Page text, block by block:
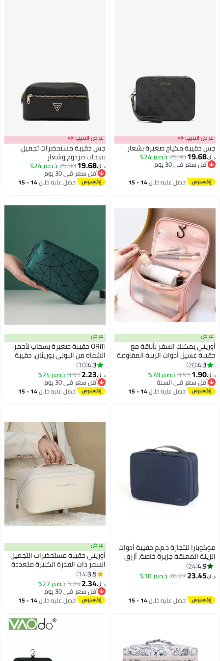
عرض الميجا 📣
جس حقيبة مكياج صغيرة بشعار
د.ك‏19.68
25.90خصم 24%
أقل سعر في 30 يوم
أقل سعر في 30 يوم
احصل عليه خلال 14 - 15
عرض الميجا 📣
جس حقيبة مستحضرات تجميل
بسحاب مزدوج وشعار
د.ك‏19.68
25.90خصم 24%
أقل سعر في 30 يوم
أقل سعر في 30 يوماحصل عليه خلال 14 - 15
عرض
أوريتي يمكنك السفر بأناقة مع
حقيبة غسيل أدوات الزينة المقاومة
للماء
4.3
20
د.ك‏1.90
8.91خصم 78%
أقل سعر في السنة
أقل سعر في السنة
احصل عليه خلال 14 - 15
عرض
ORiTi حقيبة صغيرة بسحاب لأحمر
الشفاه من البولي يوريثان، حقيبة
سفر للعملات المعدنية، حقيبة
تخزين للمناديل الصحية، حقيبة أدوات
الزينة للسفر، محفظة للعملات
المعدنية، منظم مستحضرات
4.3
10
د.ك‏2.23
8.91خصم 74%
أقل سعر في 30 يوم
أقل سعر في 30 يوماحصل عليه خلال 14 - 15
موكوبارا للتجارة ذ.م.م حقيبة أدوات
الزينة المعلقة جزيرة خاصة، أزرق
4.9
24
د.ك‏23.45
26.27خصم 10%
احصل عليه خلال 14 - 15
عرض
أوريتي حقيبة مستحضرات التجميل
السفر ذات القدرة الكبيرة متعددة
الوظائف مقاومة للماء حقيبة منظم
مكياج محمولة مع مقبض مثالي
للسفر-أبيض
3.5
14
د.ك‏2.34
3.24خصم 27%
أقل سعر في 30 يوم
أقل سعر في 30 يوماحصل عليه خلال 14 - 15